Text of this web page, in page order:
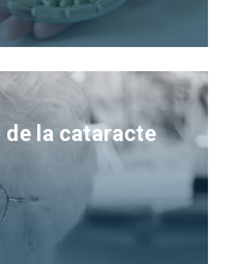
de la cataracte